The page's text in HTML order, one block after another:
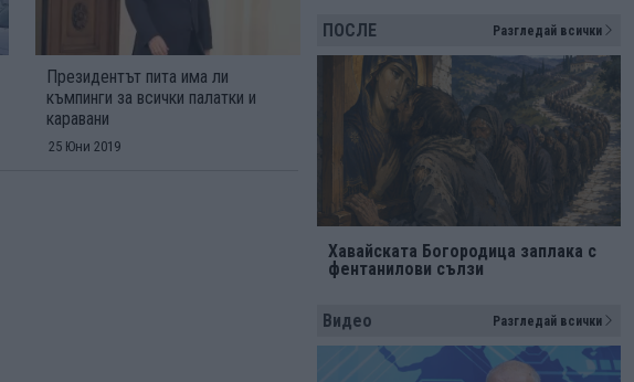
Президентът пита има ли
къмпинги за всички палатки и
каравани
25 Юни 2019
ПОСЛЕ Разгледай всички
Хавайската Богородица заплака с
фентанилови сълзи
Видео Разгледай всички